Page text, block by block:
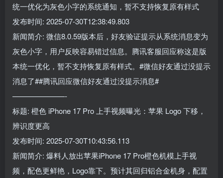
统一优化为灰色小字的系统通知，暂不支持恢复原有样式
发布时间: 2025-07-30T12:38:49.803
新闻简介: 微信8.0.59版本后，好友验证提示从系统消息变为
灰色小字，用户反映容易错过信息。腾讯客服回应称这是版
本统一优化，暂不支持恢复原有样式。#微信好友通过没提示
消息了##腾讯回应微信好友通过没提示消息#
———————-
标题: 橙色 iPhone 17 Pro 上手视频曝光：苹果 Logo 下移，
辨识度更高
发布时间: 2025-07-30T10:43:56.113
新闻简介: 爆料人放出苹果iPhone 17 Pro橙色机模上手视
频，配色更鲜艳，Logo靠下。预计其回归铝合金机身，配置